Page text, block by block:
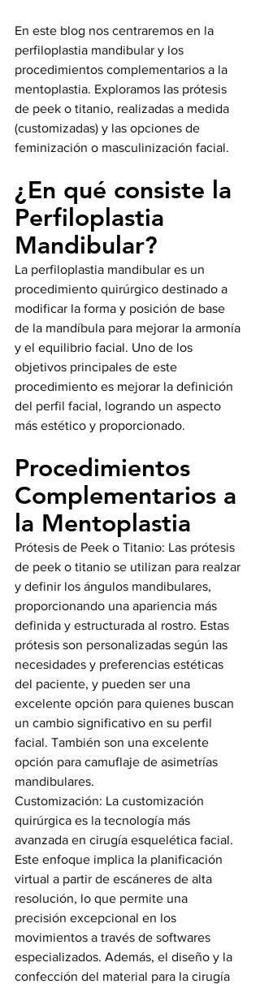
En este blog nos centraremos en la
perfiloplastia mandibular y los
procedimientos complementarios a la
mentoplastia. Exploramos las prótesis
de peek o titanio, realizadas a medida
(customizadas) y las opciones de
feminización o masculinización facial.
¿En qué consiste la
Perfiloplastia
Mandibular?
La perfiloplastia mandibular es un
procedimiento quirúrgico destinado a
modificar la forma y posición de base
de la mandíbula para mejorar la armonía
y el equilibrio facial. Uno de los
objetivos principales de este
procedimiento es mejorar la definición
del perfil facial, logrando un aspecto
más estético y proporcionado.
Procedimientos
Complementarios a
la Mentoplastia
Prótesis de Peek o Titanio: Las prótesis
de peek o titanio se utilizan para realzar
y definir los ángulos mandibulares,
proporcionando una apariencia más
definida y estructurada al rostro. Estas
prótesis son personalizadas según las
necesidades y preferencias estéticas
del paciente, y pueden ser una
excelente opción para quienes buscan
un cambio significativo en su perfil
facial. También son una excelente
opción para camuflaje de asimetrías
mandibulares.
Customización: La customización
quirúrgica es la tecnología más
avanzada en cirugía esquelética facial.
Este enfoque implica la planificación
virtual a partir de escáneres de alta
resolución, lo que permite una
precisión excepcional en los
movimientos a través de softwares
especializados. Además, el diseño y la
confección del material para la cirugía